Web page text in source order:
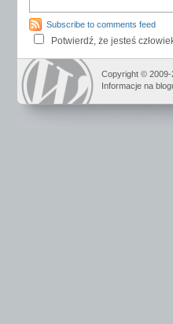
Subscribe to comments feed
Potwierdź, że jesteś
Copyright © 2009-
Informacje na